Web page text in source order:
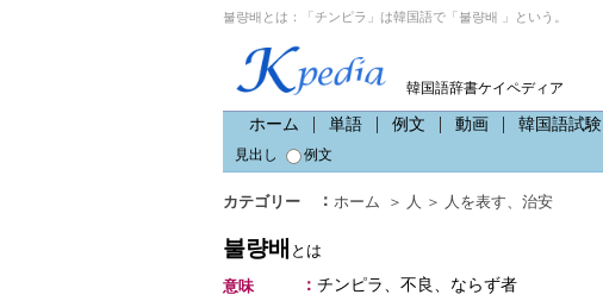
불량배とは：「チンピラ」は韓国語で「불량배 」という。
韓国語辞書ケイペディア
ホーム 単語 例文 動画 韓国語試験
見出し
例文
カテゴリー ： ホーム ＞ 人 ＞ 人を表す、 治安
불량배 とは
意味
： チンピラ、不良、ならず者